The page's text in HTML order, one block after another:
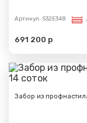
Артикул: S32E348
691 200 р
Забор из